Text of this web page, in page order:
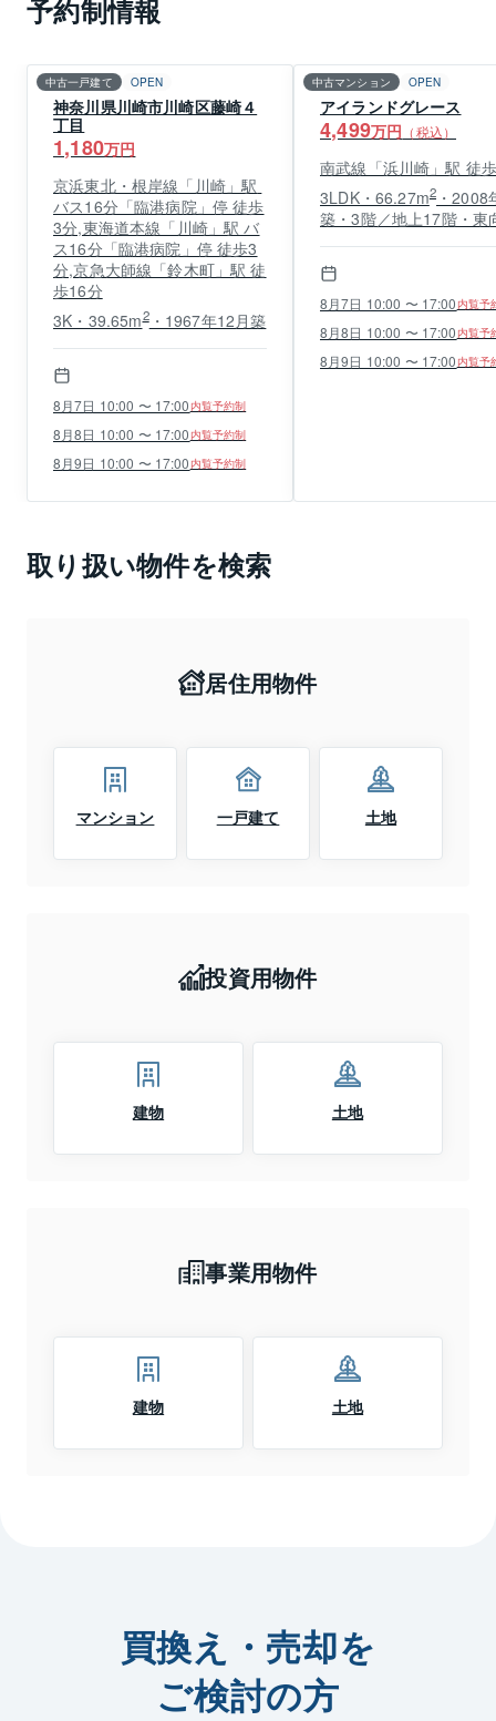
予約制情報
中古一戸建て OPEN
神奈川県川崎市川崎区藤崎４
丁目
1,180万円
京浜東北・根岸線「川崎」駅
バス16分「臨港病院」停 徒歩
3分,東海道本線「川崎」駅 バ
ス16分「臨港病院」停 徒歩3
分,京急大師線「鈴木町」駅 徒
歩16分
3K・39.65m2・1967年12月築
8月7日 10:00 〜 17:00 内覧予約制
8月8日 10:00 〜 17:00 内覧予約制
8月9日 10:00 〜 17:00 内覧予約制
中古マンション OPEN
アイランドグレース
4,499万円 （税込）
南武線「浜川崎」駅 徒
3LDK・66.27m2 ・2008
築・3階／地上17階・東
8月7日 10:00 〜 17:00 内覧予
8月8日 10:00 〜 17:00 内覧予
8月9日 10:00 〜 17:00 内覧予
取り扱い物件を検索
居住用物件
マンション 一戸建て 土地
投資用物件
建物 土地
事業用物件
建物 土地
買換え・売却を
ご検討の方